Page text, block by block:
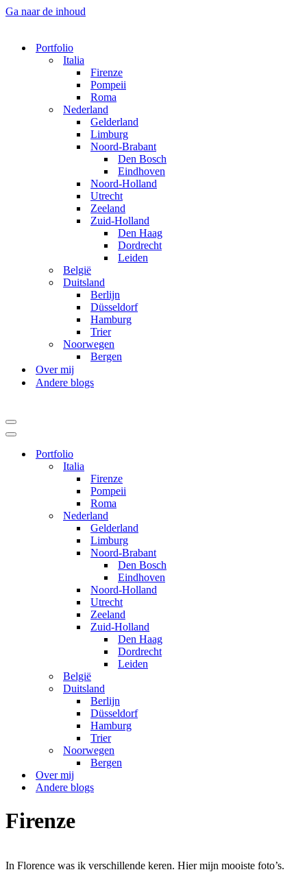
Ga naar de inhoud
Portfolio
Italia
Firenze
Pompeii
Roma
Nederland
Gelderland
Limburg
Noord-Brabant
Den Bosch
Eindhoven
Noord-Holland
Utrecht
Zeeland
Zuid-Holland
Den Haag
Dordrecht
Leiden
België
Duitsland
Berlijn
Düsseldorf
Hamburg
Trier
Noorwegen
Bergen
Over mij
Andere blogs
Navigatie
Menu
Navigatie
Portfolio
Italia
Firenze
Pompeii
Roma
Nederland
Gelderland
Limburg
Noord-Brabant
Den Bosch
Eindhoven
Noord-Holland
Utrecht
Zeeland
Zuid-Holland
Den Haag
Dordrecht
Leiden
België
Duitsland
Berlijn
Düsseldorf
Hamburg
Trier
Noorwegen
Bergen
Over mij
Andere blogs
Firenze
In Florence was ik verschillende keren. Hier mijn mooiste foto’s.